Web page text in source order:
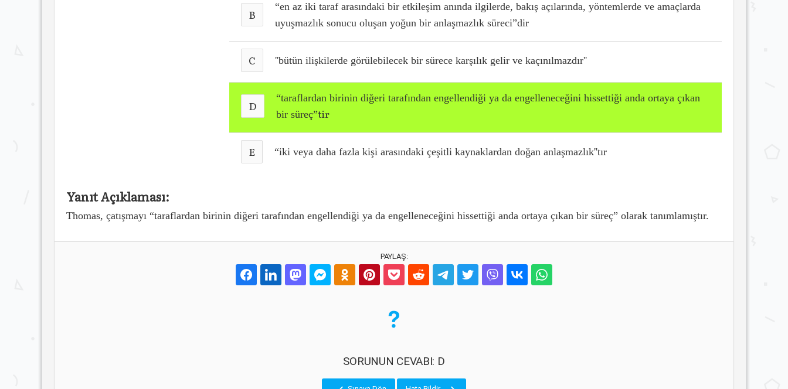
B
“en az iki taraf arasındaki bir etkileşim anında ilgilerde, bakış açılarında, yöntemlerde ve amaçlarda
uyuşmazlık sonucu oluşan yoğun bir anlaşmazlık süreci”dir
C ''bütün ilişkilerde görülebilecek bir sürece karşılık gelir ve kaçınılmazdır''
D
“taraflardan birinin diğeri tarafından engellendiği ya da engelleneceğini hissettiği anda ortaya çıkan
bir süreç”tir
E “iki veya daha fazla kişi arasındaki çeşitli kaynaklardan doğan anlaşmazlık''tır
Yanıt Açıklaması:
Thomas, çatışmayı “taraflardan birinin diğeri tarafından engellendiği ya da engelleneceğini hissettiği anda ortaya çıkan bir süreç” olarak tanımlamıştır.
PAYLAŞ:
SORUNUN CEVABI: D